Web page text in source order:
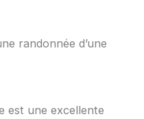
randonnée d’une
est une excellente